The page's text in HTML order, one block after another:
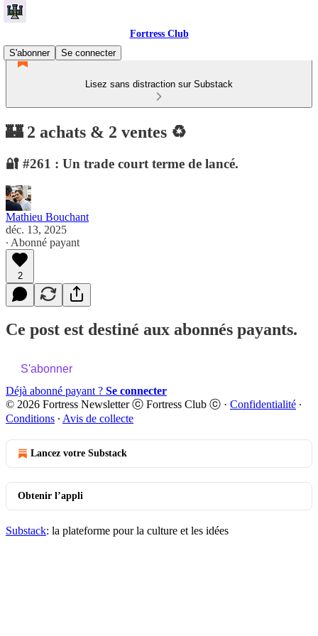
Fortress Club
S'abonner
Se connecter
Lisez sans distraction sur Substack
🏰 2 achats & 2 ventes ♻️
🔐 #261 : Un trade court terme de lancé.
Mathieu Bouchant
déc. 13, 2025
∙ Abonné payant
2
Ce post est destiné aux abonnés payants.
S'abonner
Déjà abonné payant ? Se connecter
© 2026 Fortress Newsletter ⓒ Fortress Club ⓒ · Confidentialité ∙
Conditions ∙ Avis de collecte
Lancez votre Substack
Obtenir l’appli
Substack: la plateforme pour la culture et les idées